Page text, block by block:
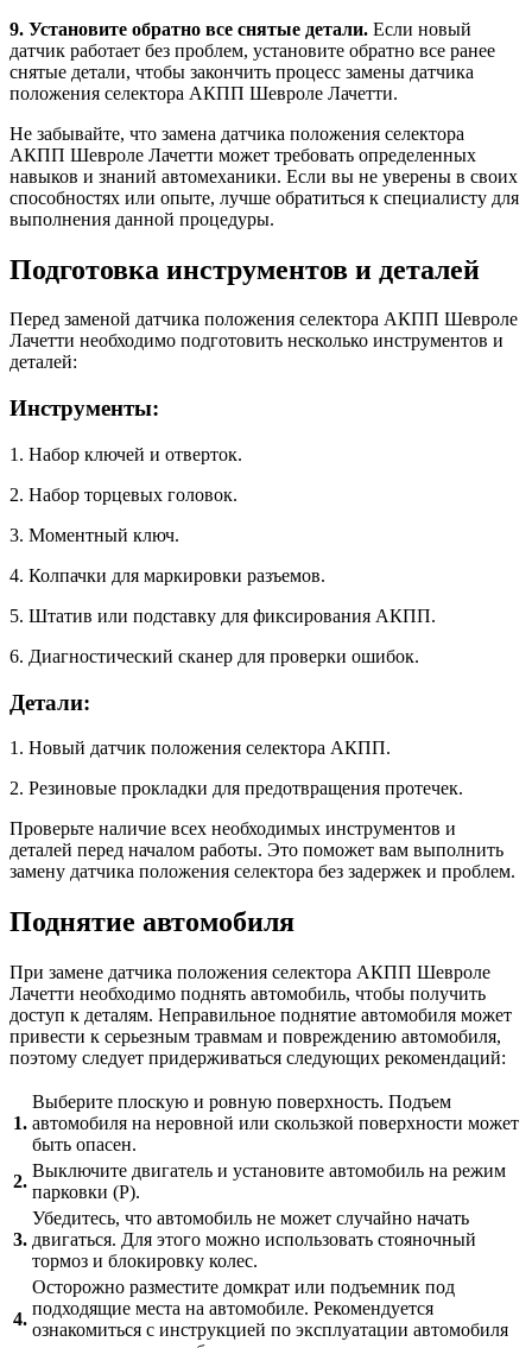
9. Установите обратно все снятые детали. Если новый
датчик работает без проблем, установите обратно все ранее
снятые детали, чтобы закончить процесс замены датчика
положения селектора АКПП Шевроле Лачетти.
Не забывайте, что замена датчика положения селектора
АКПП Шевроле Лачетти может требовать определенных
навыков и знаний автомеханики. Если вы не уверены в своих
способностях или опыте, лучше обратиться к специалисту для
выполнения данной процедуры.
Подготовка инструментов и деталей
Перед заменой датчика положения селектора АКПП Шевроле
Лачетти необходимо подготовить несколько инструментов и
деталей:
Инструменты:
1. Набор ключей и отверток.
2. Набор торцевых головок.
3. Моментный ключ.
4. Колпачки для маркировки разъемов.
5. Штатив или подставку для фиксирования АКПП.
6. Диагностический сканер для проверки ошибок.
Детали:
1. Новый датчик положения селектора АКПП.
2. Резиновые прокладки для предотвращения протечек.
Проверьте наличие всех необходимых инструментов и
деталей перед началом работы. Это поможет вам выполнить
замену датчика положения селектора без задержек и проблем.
Поднятие автомобиля
При замене датчика положения селектора АКПП Шевроле
Лачетти необходимо поднять автомобиль, чтобы получить
доступ к деталям. Неправильное поднятие автомобиля может
привести к серьезным травмам и повреждению автомобиля,
поэтому следует придерживаться следующих рекомендаций:
1.
Выберите плоскую и ровную поверхность. Подъем
автомобиля на неровной или скользкой поверхности может
быть опасен.
2.
Выключите двигатель и установите автомобиль на режим
парковки (P).
3.
Убедитесь, что автомобиль не может случайно начать
двигаться. Для этого можно использовать стояночный
тормоз и блокировку колес.
4.
Осторожно разместите домкрат или подъемник под
подходящие места на автомобиле. Рекомендуется
ознакомиться с инструкцией по эксплуатации автомобиля